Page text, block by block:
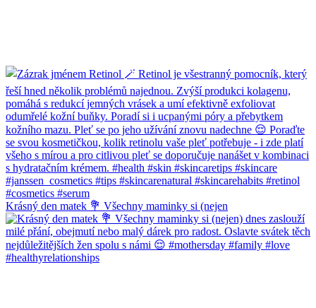
Krásný den matek 💐 Všechny maminky si (nejen